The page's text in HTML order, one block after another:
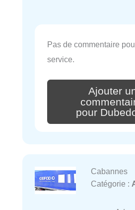
Pas de commentaire
service.
Ajouter
pour
Cabannes
Catégorie :